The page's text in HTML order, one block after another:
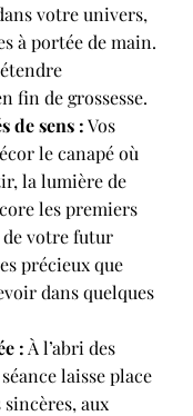
votre univers,
à portée de main.
fin de grossesse.
de sens :Vos
le canapé où
la lumière de
les premiers
de votre futur
précieux que
dans quelques
: À l’abri des
laisse place
aux